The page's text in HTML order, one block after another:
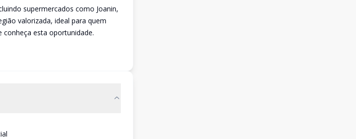
supermercados como Joanin,
valorizada, ideal para quem
conheça esta oportunidade.